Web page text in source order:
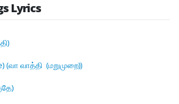
Lyrics
(வா வாத்தி ‍ (மறுமுறை))